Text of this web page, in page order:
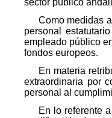
Como medidas
personal
empleado público
fondos europeos.
En materia
extraordinaria por
personal al
En lo referente